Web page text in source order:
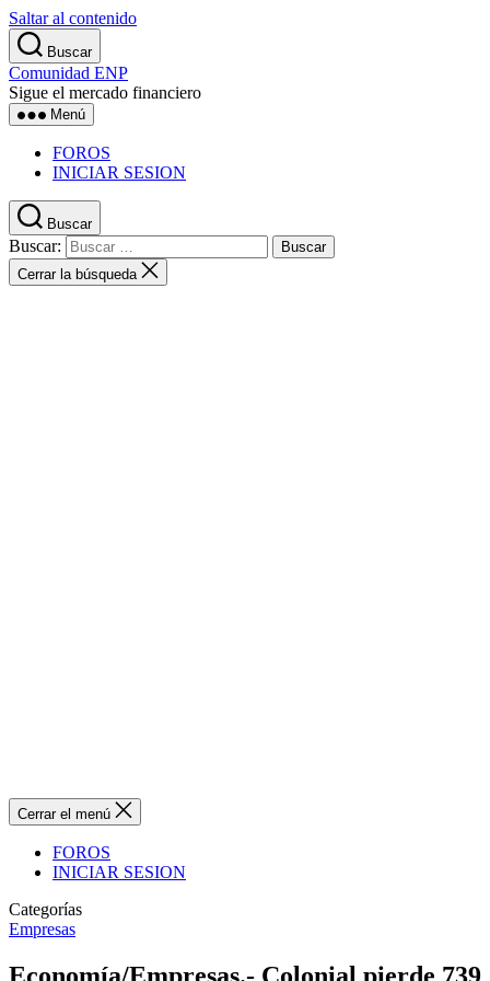
Saltar al contenido
Buscar
Comunidad ENP
Sigue el mercado financiero
Menú
FOROS
INICIAR SESION
Buscar
Buscar:
Cerrar la búsqueda
Cerrar el menú
FOROS
INICIAR SESION
Categorías
Empresas